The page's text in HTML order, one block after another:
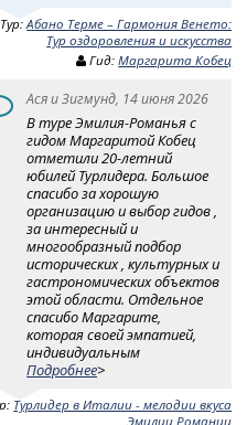
Тур:Абано Терме – Гармония Венето:
Тур оздоровления и искусства
Гид:Маргарита Кобец
Ася и Зигмунд, 14 июня 2026
В туре Эмилия-Романья с
гидом Маргаритой Кобец
отметили 20-летний
юбилей Турлидера. Большое
спасибо за хорошую
организацию и выбор гидов ,
за интересный и
многообразный подбор
исторических , культурных и
гастрономических объектов
этой области. Отдельное
спасибо Маргарите,
которая своей эмпатией,
индивидуальным
Подробнее>
Турлидер в Италии - мелодии вкуса
Эмилии Романии